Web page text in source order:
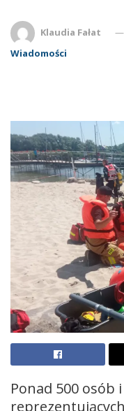
Klaudia Fałat
Wiadomości
Ponad 500 osób